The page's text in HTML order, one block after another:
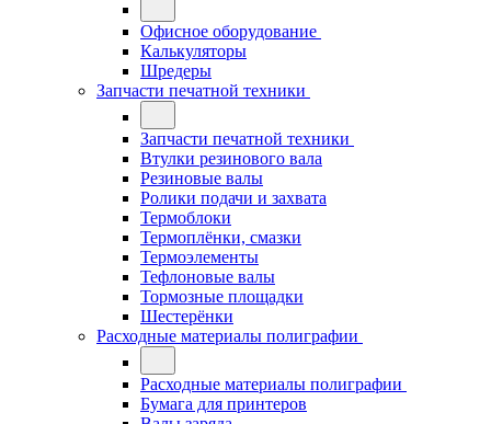
Офисное оборудование
Калькуляторы
Шредеры
Запчасти печатной техники
Запчасти печатной техники
Втулки резинового вала
Резиновые валы
Ролики подачи и захвата
Термоблоки
Термоплёнки, смазки
Термоэлементы
Тефлоновые валы
Тормозные площадки
Шестерёнки
Расходные материалы полиграфии
Расходные материалы полиграфии
Бумага для принтеров